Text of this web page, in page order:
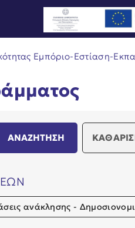
Εμπόριο-Εστίαση-
ανάκλησης -